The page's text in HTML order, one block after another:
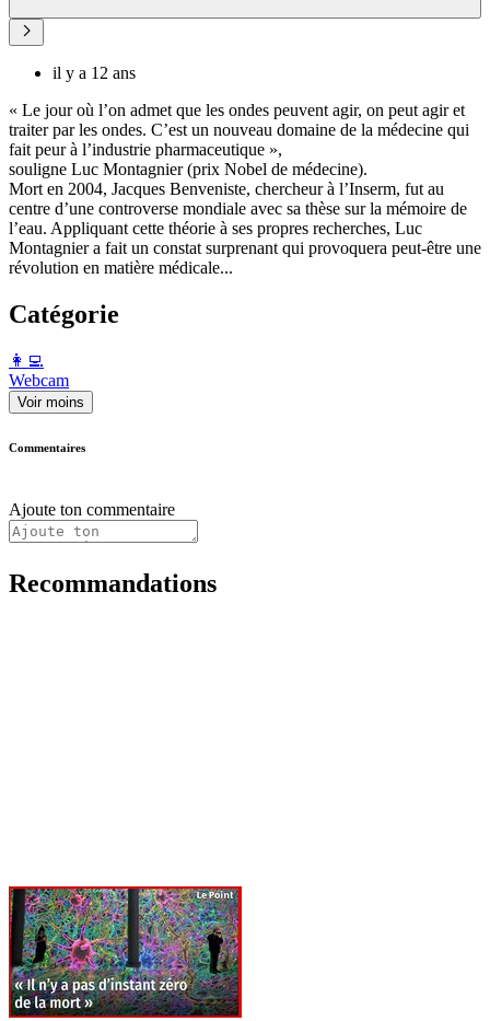
il y a 12 ans
« Le jour où l’on admet que les ondes peuvent agir, on peut agir et
traiter par les ondes. C’est un nouveau domaine de la médecine qui
fait peur à l’industrie pharmaceutique »,
souligne Luc Montagnier (prix Nobel de médecine).
Mort en 2004, Jacques Benveniste, chercheur à l’Inserm, fut au
centre d’une controverse mondiale avec sa thèse sur la mémoire de
l’eau. Appliquant cette théorie à ses propres recherches, Luc
Montagnier a fait un constat surprenant qui provoquera peut-être une
révolution en matière médicale...
Catégorie
️👩‍💻️
Webcam
Voir moins
Commentaires
Ajoute ton commentaire
Recommandations